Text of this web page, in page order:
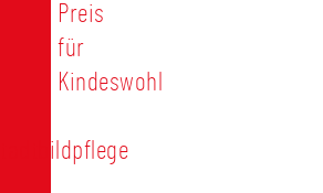
Preis
für
Kindeswohl
Stadtbildpflege